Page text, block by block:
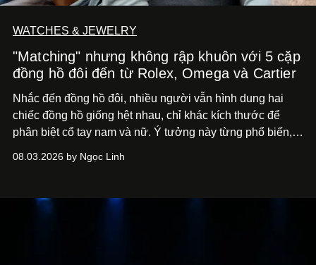
WATCHES & JEWELRY
"Matching" nhưng không rập khuôn với 5 cặp
đồng hồ đôi đến từ Rolex, Omega và Cartier
Nhắc đến đồng hồ đôi, nhiều người vẫn hình dung hai
chiếc đồng hồ giống hệt nhau, chỉ khác kích thước để
phân biệt cổ tay nam và nữ. Ý tưởng này từng phổ biến,
khá rập khuôn. Nói lời tạm biết hai phiên bản nam nữ
mải miết tìm kiếm sự đồng nhất tuyệt đối. Họ để những
đường nét, tỷ lệ và bảng màu nối liền hai thiết kế, dù mỗi
08.03.2026 by Ngọc Linh